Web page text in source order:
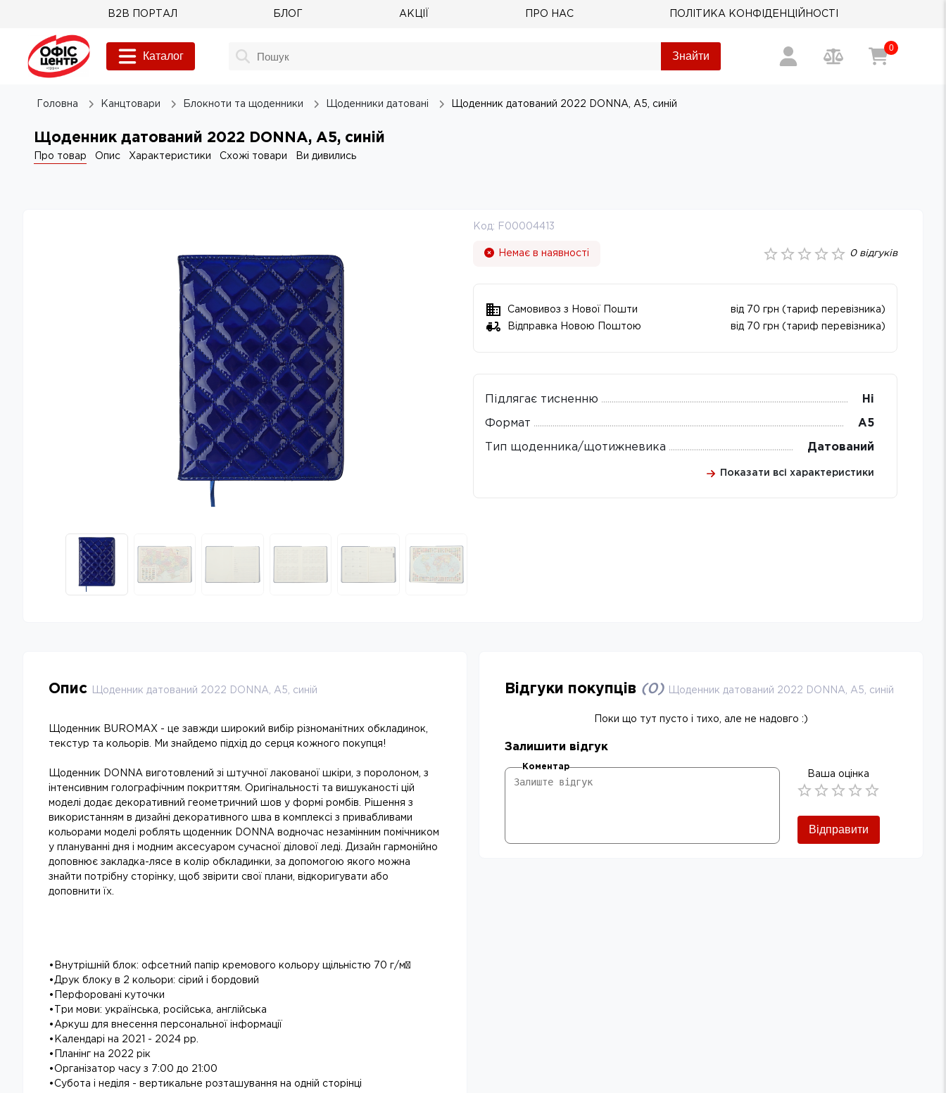
B2B ПОРТАЛ БЛОГ АКЦІЇ ПРО НАС ПОЛІТИКА КОНФІДЕНЦІЙНОСТІ
Каталог Знайти
0
Головна Канцтовари Блокноти та щоденники Щоденники датовані Щоденник датований 2022 DONNA, A5, синій
Щоденник датований 2022 DONNA, A5, синій
Про товар Опис Характеристики Схожі товари Ви дивились
Код: F00004413
Немає в наявності 0відгуків
Самовивоз з Нової Пошти
від 70 грн (тариф перевізника)
Відправка Новою Поштою
від 70 грн (тариф перевізника)
Підлягає тисненню Ні
Формат А5
Тип щоденника/щотижневика Датований
Показати всі характеристики
Опис Щоденник датований 2022 DONNA, A5, синій
Щоденник BUROMAX - це завжди широкий вибір різноманітних обкладинок,
текстур та кольорів. Ми знайдемо підхід до серця кожного покупця!
Щоденник DONNA виготовлений зі штучної лакованої шкіри, з поролоном, з
інтенсивним голографічним покриттям. Оригінальності та вишуканості цій
моделі додає декоративний геометричний шов у формі ромбів. Рішення з
використанням в дизайні декоративного шва в комплексі з привабливами
кольорами моделі роблять щоденник DONNA водночас незамінним помічником
у плануванні дня і модним аксесуаром сучасної ділової леді. Дизайн гармонійно
доповнює закладка-лясе в колір обкладинки, за допомогою якого можна
знайти потрібну сторінку, щоб звірити свої плани, відкоригувати або
доповнити їх.
•Внутрішній блок: офсетний папір кремового кольору щільністю 70 г/м²
•Друк блоку в 2 кольори: сірий і бордовий
•Перфоровані куточки
•Три мови: українська, російська, англійська
•Аркуш для внесення персональної інформації
•Календарі на 2021 - 2024 рр.
•Планінг на 2022 рік
•Організатор часу з 7:00 до 21:00
•Субота і неділя - вертикальне розташування на одній сторінці
Відгуки покупців (0) Щоденник датований 2022 DONNA, A5, синій
Поки що тут пусто і тихо, але не надовго :)
Залишити відгук
Коментар
Ваша оцінка
Відправити